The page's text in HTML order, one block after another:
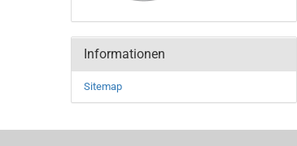
Informationen
Sitemap